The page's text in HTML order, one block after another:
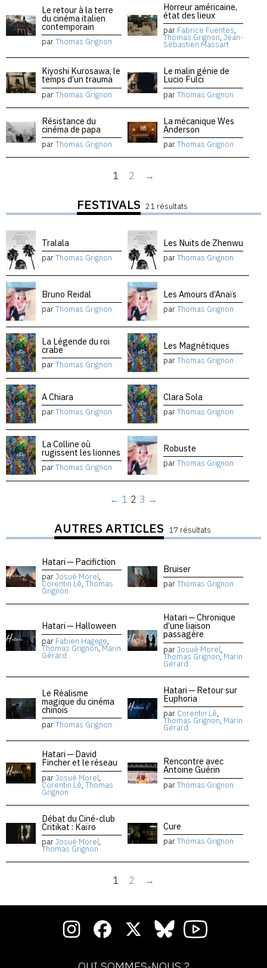
Le retour à la terre
du cinéma italien
contemporain
parThomas Grignon
Horreur américaine,
état des lieux
par Fabrice Fuentes,
Thomas Grignon, Jean-
Sébastien Massart
Kiyoshi Kurosawa, le
temps d’un trauma
parThomas Grignon
Le malin génie de
Lucio Fulci
parThomas Grignon
Résistance du
cinéma de papa
parThomas Grignon
La mécanique Wes
Anderson
parThomas Grignon
1 2 →
FESTIVALS 21 résultats
Tralala
parThomas Grignon
Les Nuits de Zhenwu
parThomas Grignon
Bruno Reidal
parThomas Grignon
Les Amours d’Anaïs
parThomas Grignon
La Légende du roi
crabe
parThomas Grignon
Les Magnétiques
parThomas Grignon
A Chiara
parThomas Grignon
Clara Sola
parThomas Grignon
La Colline où
rugissent les lionnes
parThomas Grignon
Robuste
parThomas Grignon
← 1 2 3 →
AUTRES ARTICLES 17 résultats
Hatari — Pacifiction
parJosué Morel,
Corentin Lê, Thomas
Grignon
Bruiser
parThomas Grignon
Hatari — Halloween
par Fabien Hagege,
Thomas Grignon,Marin
Gérard
Hatari — Chronique
d’une liaison
passagère
parJosué Morel,
Thomas Grignon, Marin
Gérard
Le Réalisme
magique du cinéma
chinois
parThomas Grignon
Hatari — Retour sur
Euphoria
par Corentin Lê,
Thomas Grignon, Marin
Gérard
Hatari — David
Fincher et le réseau
parJosué Morel,
Corentin Lê, Thomas
Grignon
Rencontre avec
Antoine Guérin
parThomas Grignon
Débat du Ciné-club
Critikat : Kaïro
parJosué Morel,
Thomas Grignon
Cure
parThomas Grignon
1 2 →